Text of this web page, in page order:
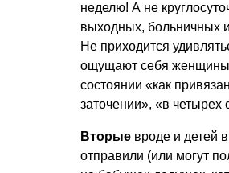
неделю! А не
выходных, больничных
Не приходится
ощущают себя женщины
состоянии «как
заточении», «в четырех
Вторые вроде и детей
отправили (или могут